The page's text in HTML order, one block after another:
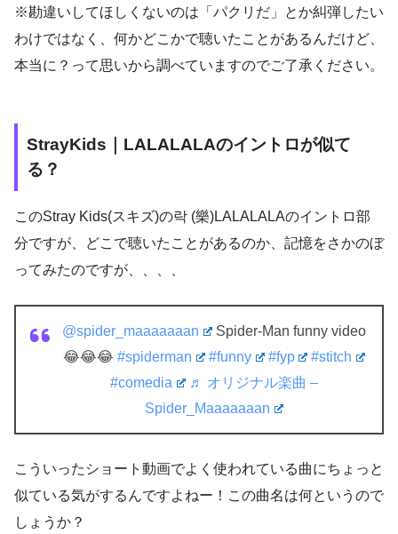
※勘違いしてほしくないのは「パクリだ」とか糾弾したい
わけではなく、何かどこかで聴いたことがあるんだけど、
本当に？って思いから調べていますのでご了承ください。
StrayKids｜LALALALAのイントロが似て
る？
このStray Kids(スキズ)の락 (樂)LALALALAのイントロ部
分ですが、どこで聴いたことがあるのか、記憶をさかのぼ
ってみたのですが、、、、
@spider_maaaaaaan
Spider-Man funny video
😂😂😂 #spiderman #funny #fyp
#stitch
#comedia
♬ オリジナル楽曲 –
Spider_Maaaaaaan
こういったショート動画でよく使われている曲にちょっと
似ている気がするんですよねー！この曲名は何というので
しょうか？